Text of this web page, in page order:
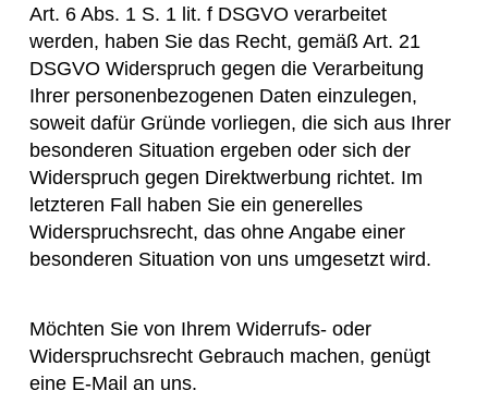
Art. 6 Abs. 1 S. 1 lit. f DSGVO verarbeitet
werden, haben Sie das Recht, gemäß Art. 21
DSGVO Widerspruch gegen die Verarbeitung
Ihrer personenbezogenen Daten einzulegen,
soweit dafür Gründe vorliegen, die sich aus Ihrer
besonderen Situation ergeben oder sich der
Widerspruch gegen Direktwerbung richtet. Im
letzteren Fall haben Sie ein generelles
Widerspruchsrecht, das ohne Angabe einer
besonderen Situation von uns umgesetzt wird.
Möchten Sie von Ihrem Widerrufs- oder
Widerspruchsrecht Gebrauch machen, genügt
eine E-Mail an uns.